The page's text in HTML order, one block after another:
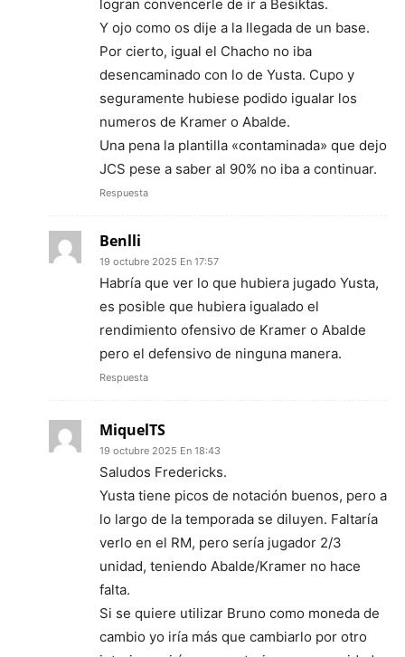
logran convencerle de ir a Besiktas.
Y ojo como os dije a la llegada de un base.
Por cierto, igual el Chacho no iba
desencaminado con lo de Yusta. Cupo y
seguramente hubiese podido igualar los
numeros de Kramer o Abalde.
Una pena la plantilla «contaminada» que dejo
JCS pese a saber al 90% no iba a continuar.
Respuesta
Benlli
19 octubre 2025 En 17:57
Habría que ver lo que hubiera jugado Yusta,
es posible que hubiera igualado el
rendimiento ofensivo de Kramer o Abalde
pero el defensivo de ninguna manera.
Respuesta
MiquelTS
19 octubre 2025 En 18:43
Saludos Fredericks.
Yusta tiene picos de notación buenos, pero a
lo largo de la temporada se diluyen. Faltaría
verlo en el RM, pero sería jugador 2/3
unidad, teniendo Abalde/Kramer no hace
falta.
Si se quiere utilizar Bruno como moneda de
cambio yo iría más que cambiarlo por otro